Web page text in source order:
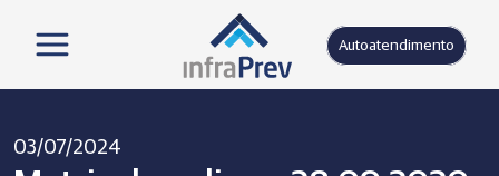
Autoatendimento
03/07/2024